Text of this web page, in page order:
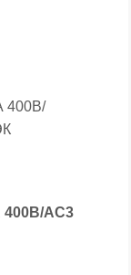
400В/АС3